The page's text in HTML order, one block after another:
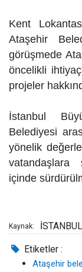
Kent
Ataşehir
görüşmede
öncelikli
projeler
İstanbul
Belediyesi
yönelik
vatandaşlara
içinde
Kaynak:
Etiketler :
Ataşehir